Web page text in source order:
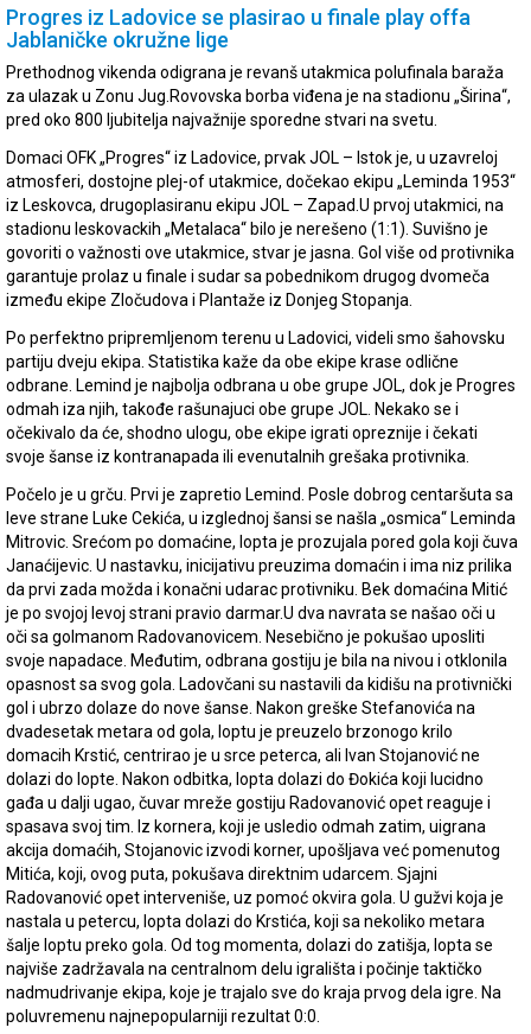
Progres iz Ladovice se plasirao u finale play offa
Jablaničke okružne lige
Prethodnog vikenda odigrana je revanš utakmica polufinala baraža
za ulazak u Zonu Jug.Rovovska borba viđena je na stadionu „Širina“,
pred oko 800 ljubitelja najvažnije sporedne stvari na svetu.
Domaci OFK „Progres“ iz Ladovice, prvak JOL – Istok je, u uzavreloj
atmosferi, dostojne plej-of utakmice, dočekao ekipu „Leminda 1953“
iz Leskovca, drugoplasiranu ekipu JOL – Zapad.U prvoj utakmici, na
stadionu leskovackih „Metalaca“ bilo je nerešeno (1:1). Suvišno je
govoriti o važnosti ove utakmice, stvar je jasna. Gol više od protivnika
garantuje prolaz u finale i sudar sa pobednikom drugog dvomeča
između ekipe Zločudova i Plantaže iz Donjeg Stopanja.
Po perfektno pripremljenom terenu u Ladovici, videli smo šahovsku
partiju dveju ekipa. Statistika kaže da obe ekipe krase odlične
odbrane. Lemind je najbolja odbrana u obe grupe JOL, dok je Progres
odmah iza njih, takođe rašunajuci obe grupe JOL. Nekako se i
očekivalo da će, shodno ulogu, obe ekipe igrati opreznije i čekati
svoje šanse iz kontranapada ili evenutalnih grešaka protivnika.
Počelo je u grču. Prvi je zapretio Lemind. Posle dobrog centaršuta sa
leve strane Luke Cekića, u izglednoj šansi se našla „osmica“ Leminda
Mitrovic. Srećom po domaćine, lopta je prozujala pored gola koji čuva
Janaćijevic. U nastavku, inicijativu preuzima domaćin i ima niz prilika
da prvi zada možda i konačni udarac protivniku. Bek domaćina Mitić
je po svojoj levoj strani pravio darmar.U dva navrata se našao oči u
oči sa golmanom Radovanovicem. Nesebično je pokušao uposliti
svoje napadace. Međutim, odbrana gostiju je bila na nivou i otklonila
opasnost sa svog gola. Ladovčani su nastavili da kidišu na protivnički
gol i ubrzo dolaze do nove šanse. Nakon greške Stefanovića na
dvadesetak metara od gola, loptu je preuzelo brzonogo krilo
domacih Krstić, centrirao je u srce peterca, ali Ivan Stojanović ne
dolazi do lopte. Nakon odbitka, lopta dolazi do Đokića koji lucidno
gađa u dalji ugao, čuvar mreže gostiju Radovanović opet reaguje i
spasava svoj tim. Iz kornera, koji je usledio odmah zatim, uigrana
akcija domaćih, Stojanovic izvodi korner, upošljava već pomenutog
Mitića, koji, ovog puta, pokušava direktnim udarcem. Sjajni
Radovanović opet interveniše, uz pomoć okvira gola. U gužvi koja je
nastala u petercu, lopta dolazi do Krstića, koji sa nekoliko metara
šalje loptu preko gola. Od tog momenta, dolazi do zatišja, lopta se
najviše zadržavala na centralnom delu igrališta i počinje taktičko
nadmudrivanje ekipa, koje je trajalo sve do kraja prvog dela igre. Na
poluvremenu najnepopularniji rezultat 0:0.